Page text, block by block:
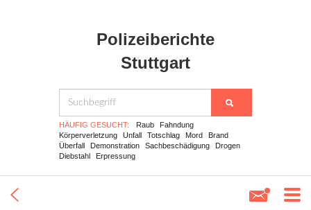
Polizeiberichte
Stuttgart
HÄUFIG GESUCHT: Raub
Fahndung
Körperverletzung
Unfall Totschlag Mord
Brand
Überfall
Demonstration Sachbeschädigung
Drogen
Diebstahl
Erpressung